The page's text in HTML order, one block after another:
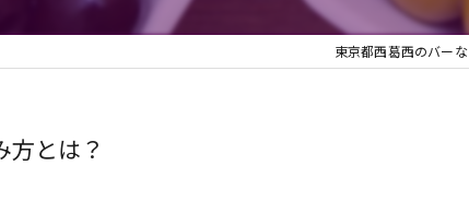
東京都西葛西のバー
方とは？